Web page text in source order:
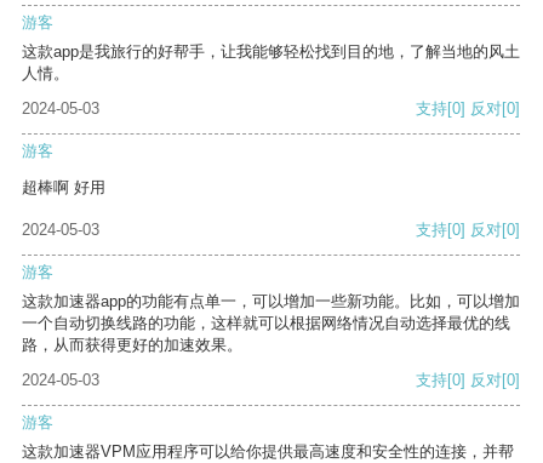
游客
这款app是我旅行的好帮手，让我能够轻松找到目的地，了解当地的风土
人情。
2024-05-03
支持[0] 反对[0]
游客
超棒啊 好用
2024-05-03 支持[0] 反对[0]
游客
这款加速器app的功能有点单一，可以增加一些新功能。比如，可以增加
一个自动切换线路的功能，这样就可以根据网络情况自动选择最优的线
路，从而获得更好的加速效果。
2024-05-03
支持[0] 反对[0]
游客
这款加速器VPM应用程序可以给你提供最高速度和安全性的连接，并帮